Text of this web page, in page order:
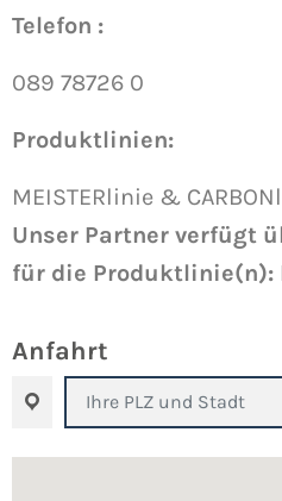
Telefon :
089 78726 0
Produktlinien:
MEISTERlinie &
Unser Partner verfügt
für die Produktlinie(n):
Anfahrt